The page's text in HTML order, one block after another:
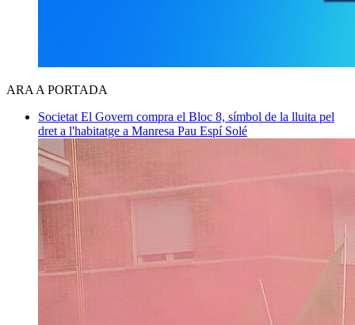
ARA A PORTADA
Societat El Govern compra el Bloc 8, símbol de la lluita pel
dret a l'habitatge a Manresa Pau Espí Solé